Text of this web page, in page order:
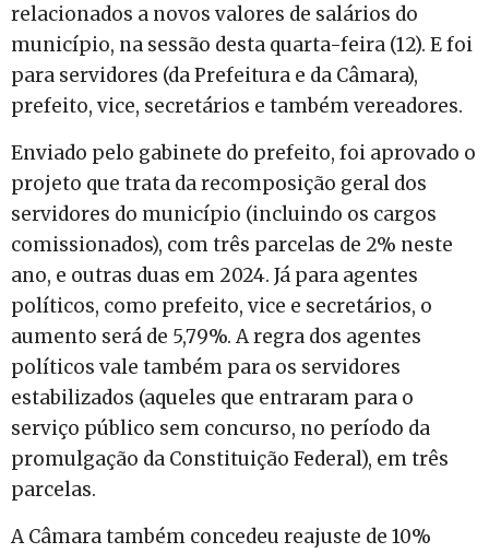
relacionados a novos valores de salários do
município, na sessão desta quarta-feira (12). E foi
para servidores (da Prefeitura e da Câmara),
prefeito, vice, secretários e também vereadores.
Enviado pelo gabinete do prefeito, foi aprovado o
projeto que trata da recomposição geral dos
servidores do município (incluindo os cargos
comissionados), com três parcelas de 2% neste
ano, e outras duas em 2024. Já para agentes
políticos, como prefeito, vice e secretários, o
aumento será de 5,79%. A regra dos agentes
políticos vale também para os servidores
estabilizados (aqueles que entraram para o
serviço público sem concurso, no período da
promulgação da Constituição Federal), em três
parcelas.
A Câmara também concedeu reajuste de 10%